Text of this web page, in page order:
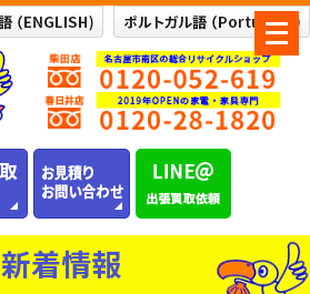
メ
ニ
ュ
ー
新着情報